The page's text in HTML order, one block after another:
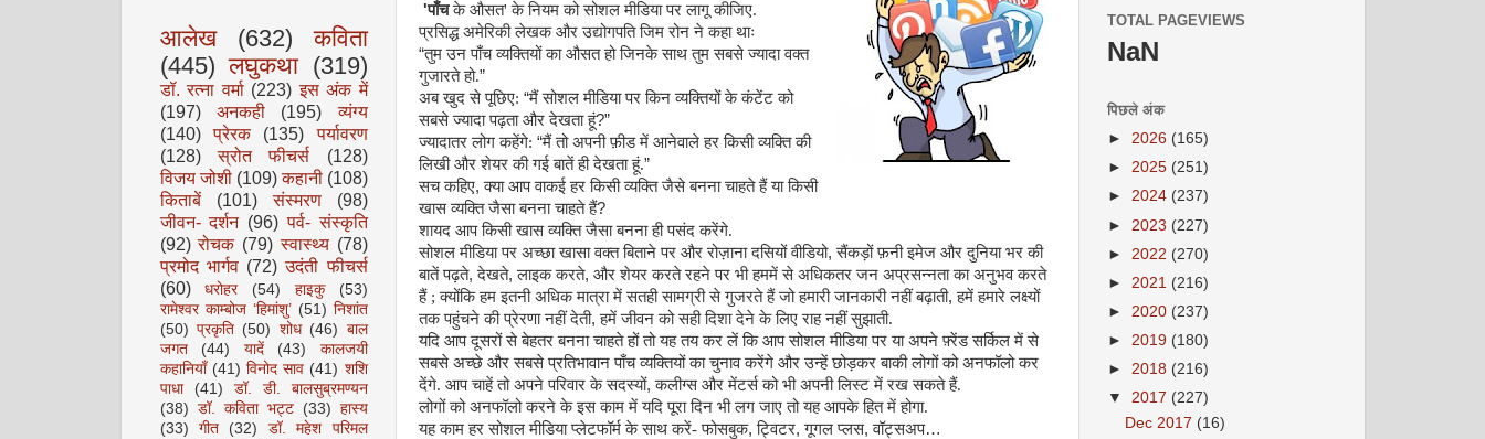
'पाँचके औसत' के नियम को सोशल मीडिया पर लागू कीजिए.
प्रसिद्ध अमेरिकी लेखक और उद्योगपति जिम रोन ने कहा थाः
“तुम उन पाँच व्यक्तियों का औसत हो जिनके साथ तुम सबसे ज्यादा वक्त
गुजारते हो.”
अब खुद से पूछिए: “मैं सोशल मीडिया पर किन व्यक्तियों के कंटेंट को
सबसे ज्यादा पढ़ता और देखता हूं?”
ज्यादातर लोग कहेंगे: “मैं तो अपनी फ़ीड में आनेवाले हर किसी व्यक्ति की
लिखी और शेयर की गई बातें ही देखता हूं.”
सच कहिए,क्या आप वाकई हर किसी व्यक्ति जैसे बनना चाहते हैं या किसी
खास व्यक्ति जैसा बनना चाहते हैं?
शायद आप किसी खास व्यक्ति जैसा बनना ही पसंद करेंगे.
सोशल मीडिया पर अच्छा खासा वक्त बिताने पर और रोज़ाना दसियों वीडियो,सैंकड़ों फ़नी इमेज और दुनिया भर की
बातें पढ़ते,देखते,लाइक करते, और शेयर करते रहने पर भी हममें से अधिकतर जन अप्रसन्नता का अनुभव करते
हैं ; क्योंकि हम इतनी अधिक मात्रा में सतही सामग्री से गुजरते हैं जो हमारी जानकारी नहीं बढ़ाती,हमें हमारे लक्ष्यों
तक पहुंचने की प्रेरणा नहीं देती,हमें जीवन को सही दिशा देने के लिए राह नहीं सुझाती.
यदि आप दूसरों से बेहतर बनना चाहते हों तो यह तय कर लें कि आप सोशल मीडिया पर या अपने फ़्रेंड सर्किल में से
सबसे अच्छे और सबसे प्रतिभावान पाँच व्यक्तियों का चुनाव करेंगे और उन्हें छोड़कर बाकी लोगों को अनफॉलो कर
देंगे. आप चाहें तो अपने परिवार के सदस्यों,कलीग्स और मेंटर्स को भी अपनी लिस्ट में रख सकते हैं.
लोगों को अनफॉलो करने के इस काम में यदि पूरा दिन भी लग जाए तो यह आपके हित में होगा.
यह काम हर सोशल मीडिया प्लेटफॉर्म के साथ करें- फोसबुक,ट्विटर,गूगल प्लस,वॉट्सअप…
आलेख (632)
कविता
(445) लघुकथा (319)
डॉ. रत्ना वर्मा (223) इस अंक में
(197)
अनकही (195)
व्यंग्य
(140)
प्रेरक (135)
पर्यावरण
(128)
स्रोत फीचर्स
(128)
विजय जोशी (109) कहानी (108)
किताबें
(101) संस्मरण
(98)
जीवन- दर्शन (96) पर्व- संस्कृति
(92) रोचक (79) स्वास्थ्य (78)
प्रमोद भार्गव (72) उदंती फीचर्स
(60)
धरोहर (54) हाइकु
(53)
रामेश्वर काम्बोज ‘हिमांशु’ (51) निशांत
(50) प्रकृति (50) शोध (46) बाल
जगत
(44) यादें (43)
कालजयी
कहानियाँ (41) विनोद साव (41) शशि
पाधा
(41)
डॉ. डी. बालसुब्रमण्यन
(38) डॉ. कविता भट्ट (33) हास्य
(33)
गीत (32)
डॉ. महेश परिमल
TOTAL PAGEVIEWS
NaN
पिछले अंक
► 2026 (165)
► 2025 (251)
► 2024 (237)
► 2023 (227)
► 2022 (270)
► 2021 (216)
► 2020 (237)
► 2019 (180)
► 2018 (216)
▼ 2017 (227)
Dec 2017 (16)